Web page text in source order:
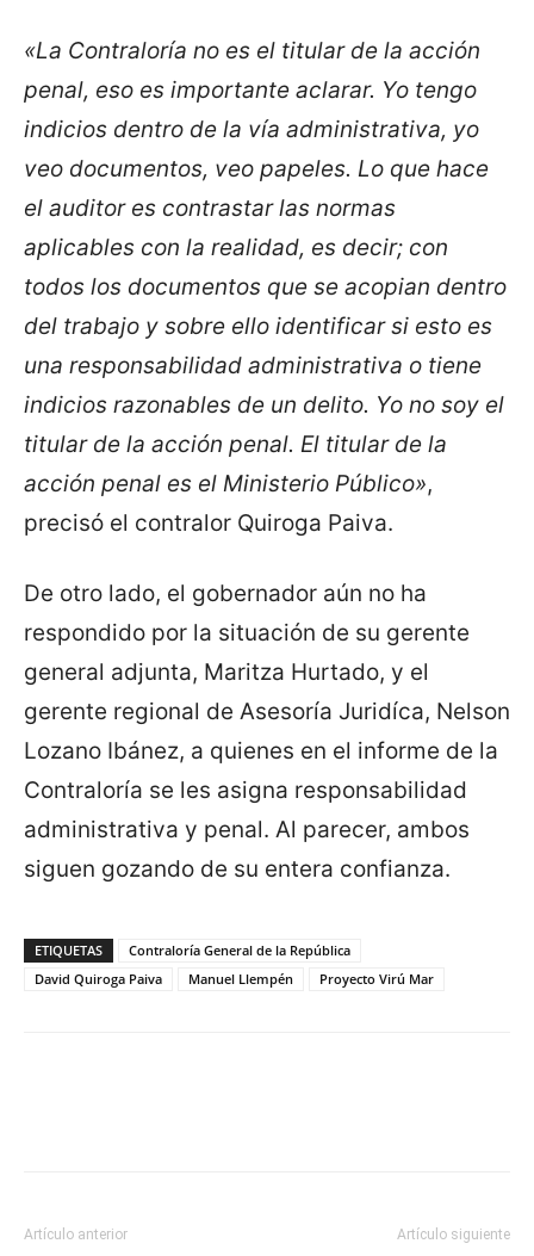
«La Contraloría no es el titular de la acción
penal, eso es importante aclarar. Yo tengo
indicios dentro de la vía administrativa, yo
veo documentos, veo papeles. Lo que hace
el auditor es contrastar las normas
aplicables con la realidad, es decir; con
todos los documentos que se acopian dentro
del trabajo y sobre ello identificar si esto es
una responsabilidad administrativa o tiene
indicios razonables de un delito. Yo no soy el
titular de la acción penal. El titular de la
acción penal es el Ministerio Público»,
precisó el contralor Quiroga Paiva.
De otro lado, el gobernador aún no ha
respondido por la situación de su gerente
general adjunta, Maritza Hurtado, y el
gerente regional de Asesoría Juridíca, Nelson
Lozano Ibánez, a quienes en el informe de la
Contraloría se les asigna responsabilidad
administrativa y penal. Al parecer, ambos
siguen gozando de su entera confianza.
ETIQUETAS
Contraloría General de la República
David Quiroga Paiva
Manuel Llempén Proyecto Virú Mar
Artículo anterior Artículo siguiente